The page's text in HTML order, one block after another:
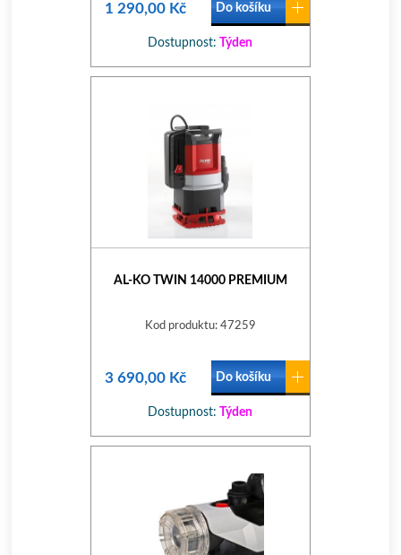
1 290,00 Kč Do košíku
Dostupnost: Týden
AL-KO TWIN 14000 PREMIUM
Kod produktu: 47259
3 690,00 Kč Do košíku
Dostupnost: Týden